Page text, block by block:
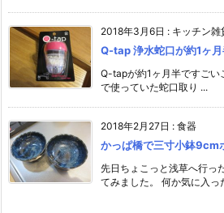
2018年3月6日 : キッチン雑
Q-tap 浄水蛇口が約1ヶ
Q-tapが約1ヶ月半ですごい
で使っていた蛇口取り ...
2018年2月27日 : 食器
かっぱ橋で三寸小鉢9cm
先日ちょこっと浅草へ行っ
てみました。 何か気に入っ